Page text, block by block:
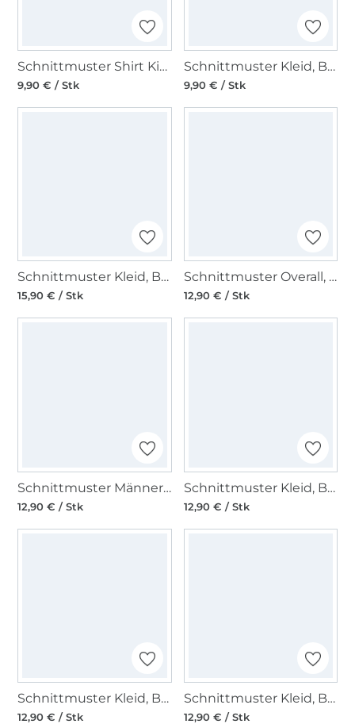
Schnittmuster Shirt Kids, Burda 9223
9,90 € / Stk
Schnittmuster Kleid, Burda 5829
9,90 € / Stk
Schnittmuster Kleid, Burda 5820
15,90 € / Stk
Schnittmuster Overall, Burda 5817
12,90 € / Stk
Schnittmuster Männer-Hose, Burda 5814
12,90 € / Stk
Schnittmuster Kleid, Burda 5816
12,90 € / Stk
Schnittmuster Kleid, Burda 5810
12,90 € / Stk
Schnittmuster Kleid, Burda 5804
12,90 € / Stk